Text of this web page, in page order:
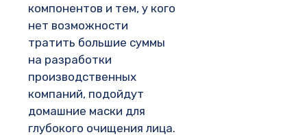
компонентов и тем, у кого
нет возможности
тратить большие суммы
на разработки
производственных
компаний, подойдут
домашние маски для
глубокого очищения лица.